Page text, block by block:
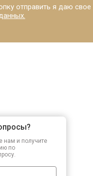
отправить я даю свое
нам и получите
по